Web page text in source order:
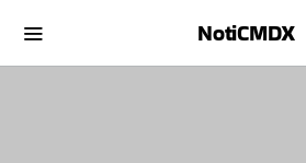
NotiCMDX